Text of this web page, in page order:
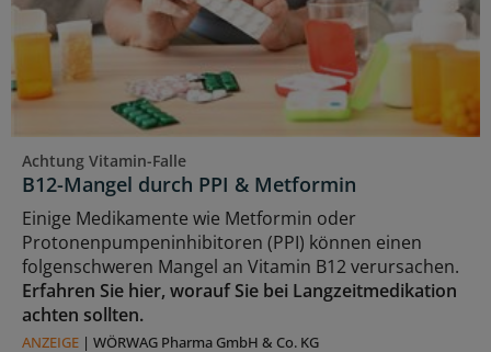
Achtung Vitamin-Falle
B12-Mangel durch PPI & Metformin
Einige Medikamente wie Metformin oder
Protonenpumpeninhibitoren (PPI) können einen
folgenschweren Mangel an Vitamin B12 verursachen.
Erfahren Sie hier, worauf Sie bei Langzeitmedikation
achten sollten.
ANZEIGE | WÖRWAG Pharma GmbH & Co. KG